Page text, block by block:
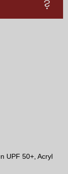
UPF 50+, Acryl